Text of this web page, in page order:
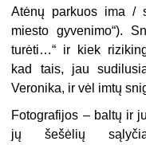
Atėnų parkuos ima /
miesto gyvenimo“).
turėti…“ ir kiek
kad tais, jau
Veronika, ir vėl imtų
Fotografijos – baltų ir
jų šešėlių